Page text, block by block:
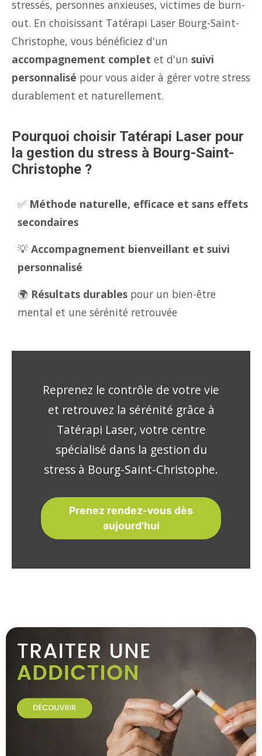
stressés, personnes anxieuses, victimes de burn-
out. En choisissant Tatérapi Laser Bourg-Saint-
Christophe, vous bénéficiez d'un
accompagnement complet et d'un suivi
personnalisé pour vous aider à gérer votre stress
durablement et naturellement.
Pourquoi choisir Tatérapi Laser pour
la gestion du stress à Bourg-Saint-
Christophe ?
✅ Méthode naturelle, efficace et sans effets
secondaires
💡 Accompagnement bienveillant et suivi
personnalisé
🌍 Résultats durables pour un bien-être
mental et une sérénité retrouvée
Reprenez le contrôle de votre vie
et retrouvez la sérénité grâce à
Tatérapi Laser, votre centre
spécialisé dans la gestion du
stress à Bourg-Saint-Christophe.
Prenez rendez-vous dès
aujourd'hui